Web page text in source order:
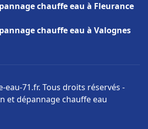
chauffe eau à Fleurance
chauffe eau à Valognes
eau-71.fr. Tous droits réservés -
et dépannage chauffe eau